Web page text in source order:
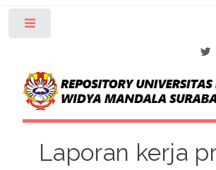
Laporan kerja